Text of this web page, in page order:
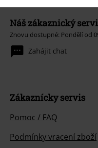
Náš zákaznický
Znovu dostupné: Pondělí od
Zahájit chat
Zákaznícky servis
Pomoc / FAQ
Podmínky vracení zboží